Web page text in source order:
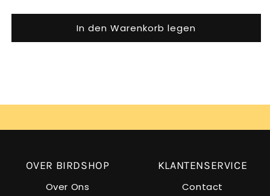
In den Warenkorb legen
OVER BIRDSHOP
Over Ons
KLANTENSERVICE
Contact